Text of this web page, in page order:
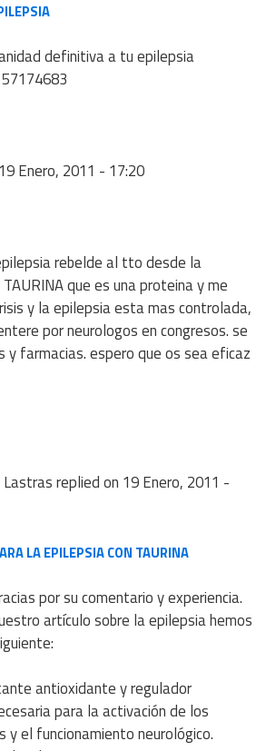
definitiva a tu epilepsia
19 Enero, 2011 - 17:20
rebelde al tto desde la
que es una proteina y me
y la epilepsia esta mas controlada,
por neurologos en congresos. se
y farmacias. espero que os sea eficaz
replied on 19 Enero, 2011 -
LA EPILEPSIA CON TAURINA
por su comentario y experiencia.
artículo sobre la epilepsia hemos
antioxidante y regulador
para la activación de los
y el funcionamiento neurológico.